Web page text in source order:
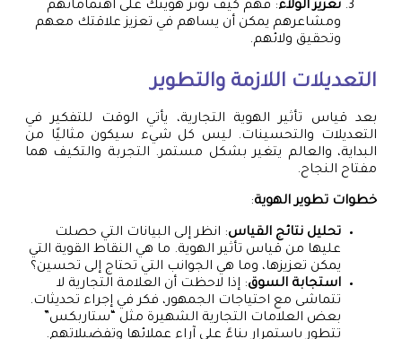
تعزيز الولاء: فهم كيف تؤثر هويتك على اهتماماتهم
ومشاعرهم يمكن أن يساهم في تعزيز علاقتك معهم
وتحقيق ولائهم.
التعديلات اللازمة والتطوير
بعد قياس تأثير الهوية التجارية، يأتي الوقت للتفكير في
التعديلات والتحسينات. ليس كل شيء سيكون مثاليًا من
البداية، والعالم يتغير بشكل مستمر. التجربة والتكيف هما
مفتاح النجاح.
خطوات تطوير الهوية:
تحليل نتائج القياس: انظر إلى البيانات التي حصلت
عليها من قياس تأثير الهوية. ما هي النقاط القوية التي
يمكن تعزيزها، وما هي الجوانب التي تحتاج إلى تحسين؟
استجابة السوق: إذا لاحظت أن العلامة التجارية لا
تتماشى مع احتياجات الجمهور، فكر في إجراء تحديثات.
بعض العلامات التجارية الشهيرة مثل “ستاربكس”
تتطور باستمرار بناءً على آراء عملائها وتفضيلاتهم.